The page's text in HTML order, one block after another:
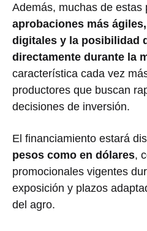
Además, muchas de estas
aprobaciones más
digitales y la posibilidad
directamente durante la
característica cada vez
productores que buscan
decisiones de inversión.
El financiamiento estará
pesos como en dólares,
promocionales vigentes
exposición y plazos
del agro.